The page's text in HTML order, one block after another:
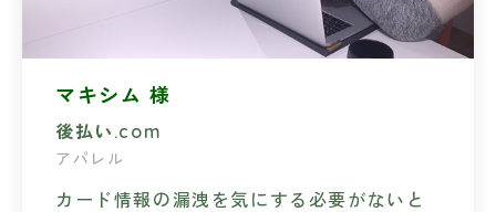
マキシム 様
後払い.com
アパレル
カード情報の漏洩を気にする必要がないと